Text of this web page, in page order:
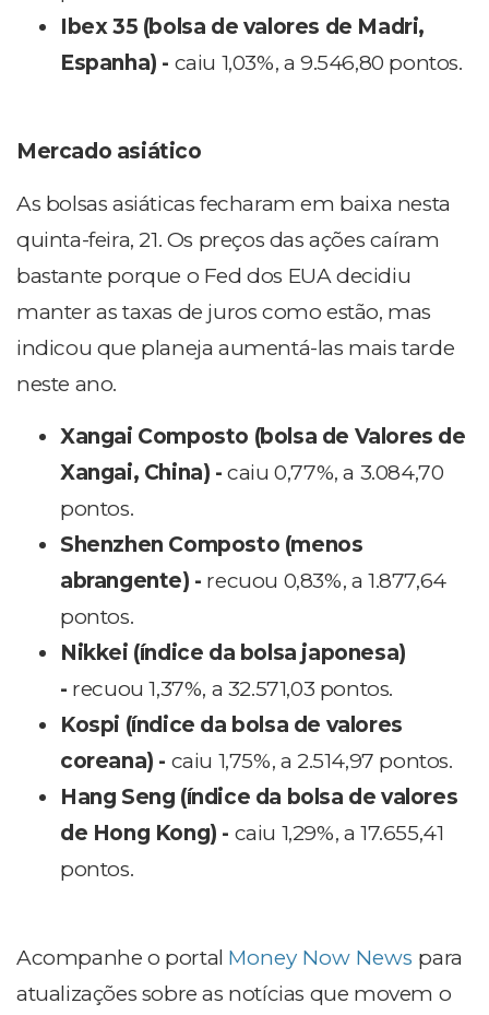
Ibex 35 (bolsa de valores de Madri,
Espanha) - caiu 1,03%, a 9.546,80 pontos.
Mercado asiático
As bolsas asiáticas fecharam em baixa nesta
quinta-feira, 21. Os preços das ações caíram
bastante porque o Fed dos EUA decidiu
manter as taxas de juros como estão, mas
indicou que planeja aumentá-las mais tarde
neste ano.
Xangai Composto (bolsa de Valores de
Xangai, China) - caiu 0,77%, a 3.084,70
pontos.
Shenzhen Composto (menos
abrangente) - recuou 0,83%, a 1.877,64
pontos.
Nikkei (índice da bolsa japonesa)
- recuou 1,37%, a 32.571,03 pontos.
Kospi (índice da bolsa de valores
coreana) - caiu 1,75%, a 2.514,97 pontos.
Hang Seng (índice da bolsa de valores
de Hong Kong) - caiu 1,29%, a 17.655,41
pontos.
Acompanhe o portal Money Now News para
atualizações sobre as notícias que movem o